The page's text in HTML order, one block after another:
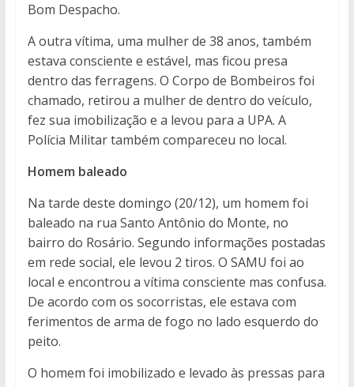
Bom Despacho.
A outra vítima, uma mulher de 38 anos, também
estava consciente e estável, mas ficou presa
dentro das ferragens. O Corpo de Bombeiros foi
chamado, retirou a mulher de dentro do veículo,
fez sua imobilização e a levou para a UPA. A
Polícia Militar também compareceu no local.
Homem baleado
Na tarde deste domingo (20/12), um homem foi
baleado na rua Santo Antônio do Monte, no
bairro do Rosário. Segundo informações postadas
em rede social, ele levou 2 tiros. O SAMU foi ao
local e encontrou a vítima consciente mas confusa.
De acordo com os socorristas, ele estava com
ferimentos de arma de fogo no lado esquerdo do
peito.
O homem foi imobilizado e levado às pressas para